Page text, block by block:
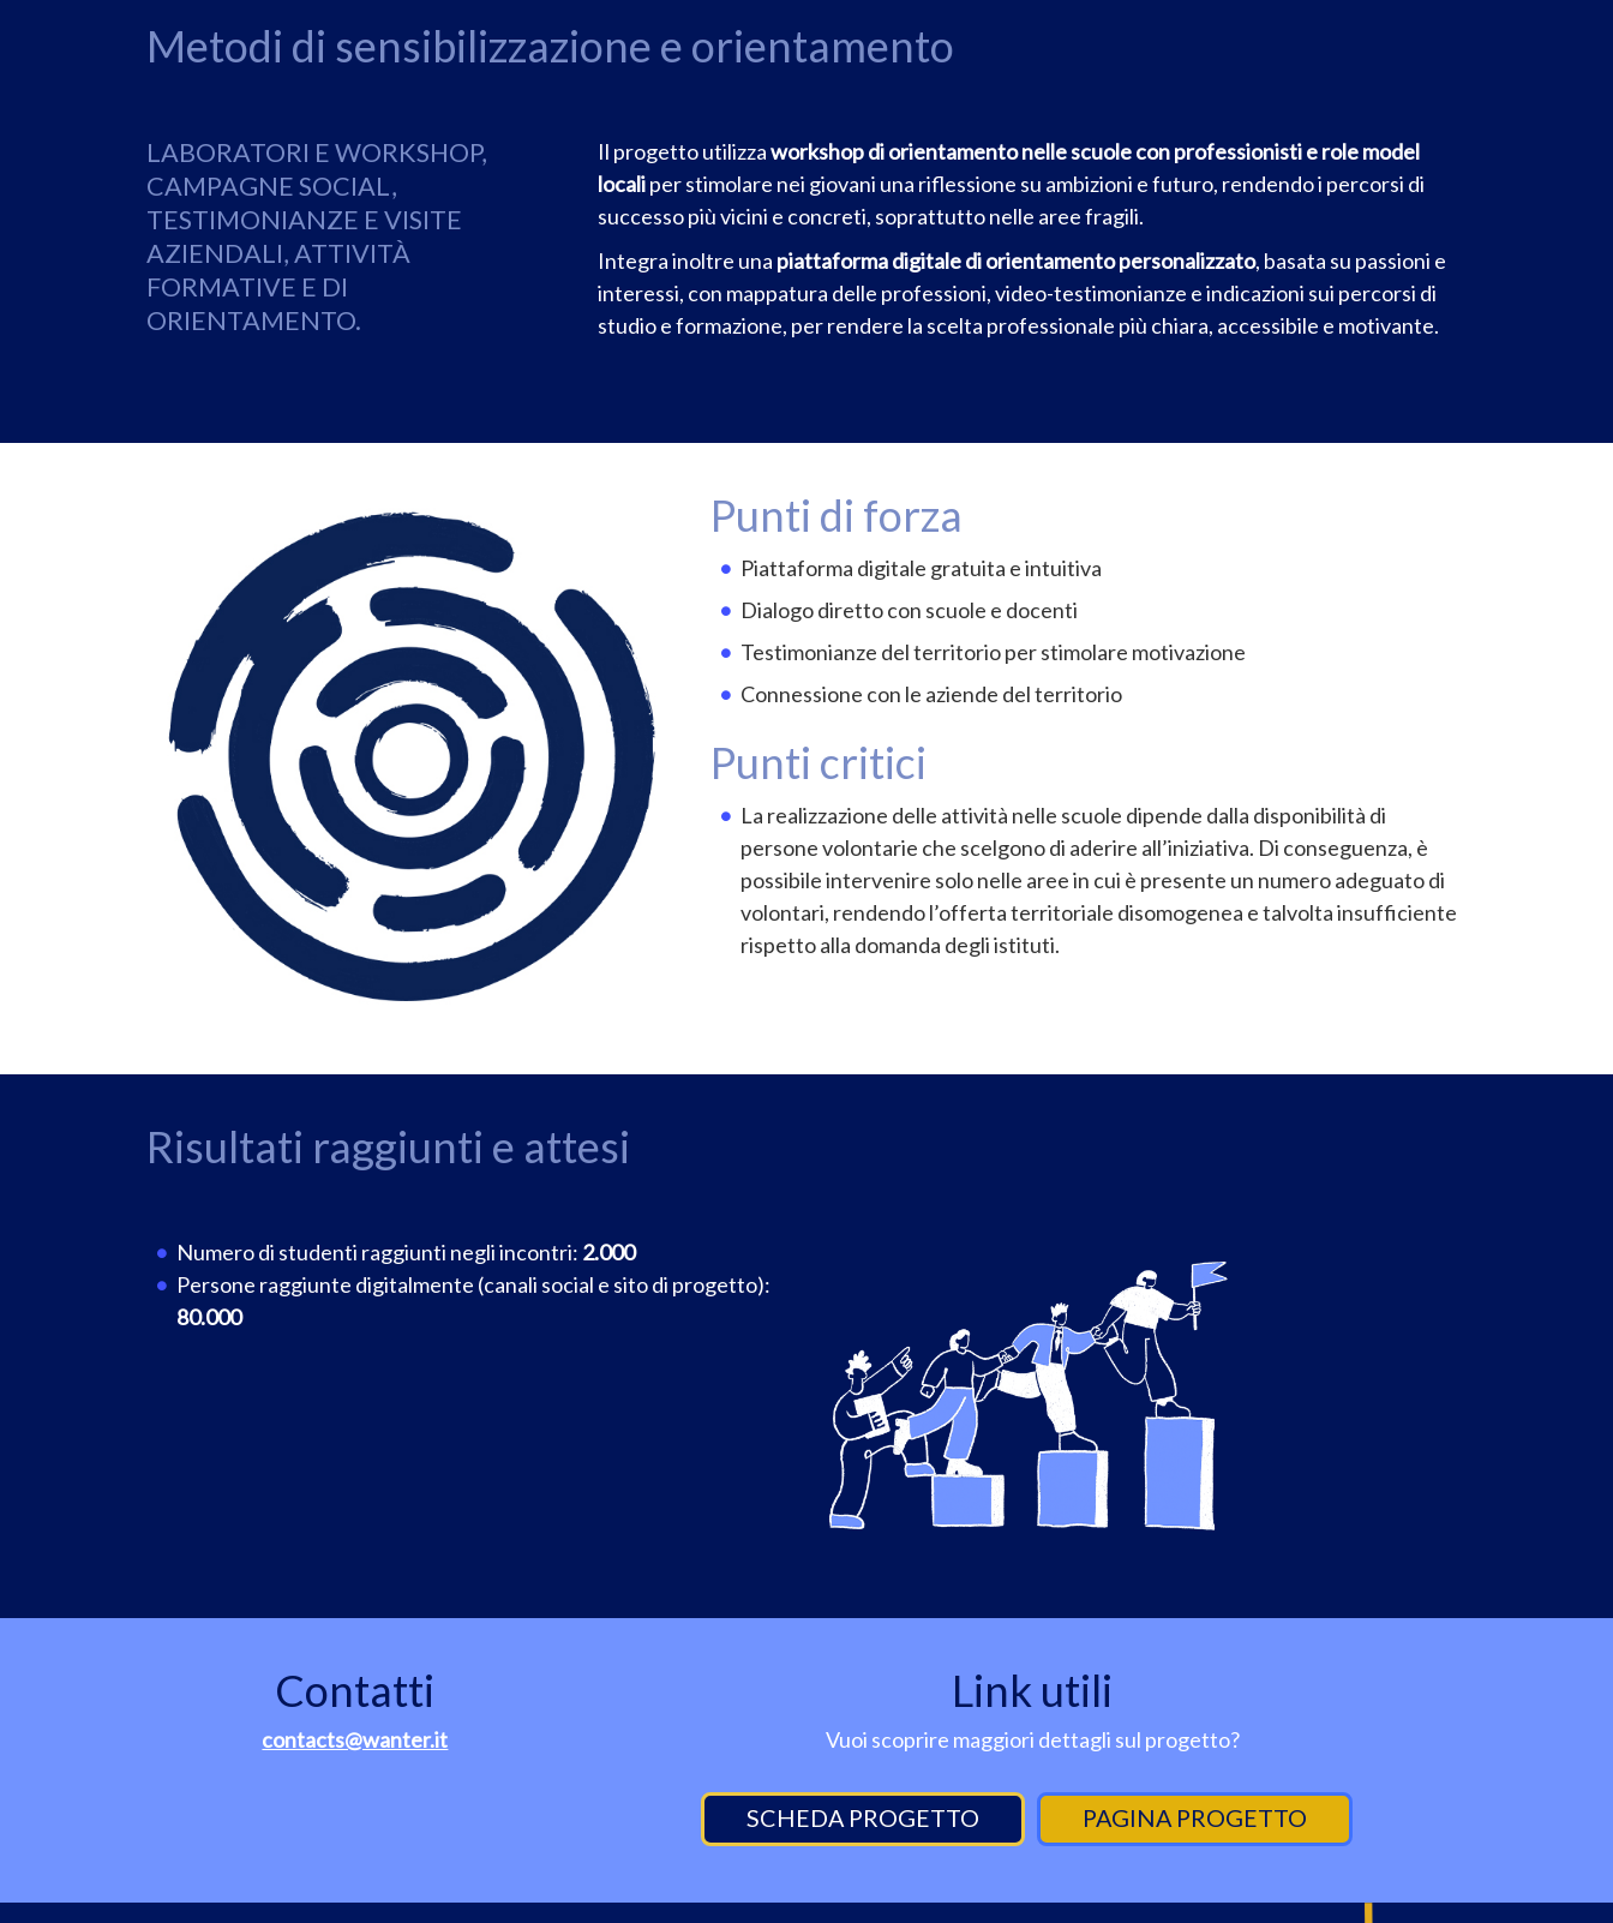
Metodi di sensibilizzazione e orientamento
LABORATORI E WORKSHOP,
CAMPAGNE SOCIAL,
TESTIMONIANZE E VISITE
AZIENDALI, ATTIVITÀ
FORMATIVE E DI
ORIENTAMENTO.
Il progetto utilizzaworkshop di orientamento nelle scuole con professionisti e role model
localiper stimolare nei giovani una riflessione su ambizioni e futuro, rendendo i percorsi di
successo più vicini e concreti, soprattutto nelle aree fragili.
Integra inoltre una piattaforma digitale di orientamento personalizzato, basata su passioni e
interessi, con mappatura delle professioni, video-testimonianze e indicazioni sui percorsi di
studio e formazione, per rendere la scelta professionale più chiara, accessibile e motivante.
Punti di forza
Piattaforma digitale gratuita e intuitiva
Dialogo diretto con scuole e docenti
Testimonianze del territorio per stimolare motivazione
Connessione con le aziende del territorio
Punti critici
La realizzazione delle attività nelle scuole dipende dalla disponibilità di
persone volontarie che scelgono di aderire all’iniziativa. Di conseguenza, è
possibile intervenire solo nelle aree in cui è presente un numero adeguato di
volontari, rendendo l’offerta territoriale disomogenea e talvolta insufficiente
rispetto alla domanda degli istituti.
Risultati raggiunti e attesi
Numero di studenti raggiunti negli incontri: 2.000
Persone raggiunte digitalmente (canali social e sito di progetto):
80.000
Contatti
contacts@wanter.it
Link utili
Vuoi scoprire maggiori dettagli sul progetto?
SCHEDA PROGETTO PAGINA PROGETTO